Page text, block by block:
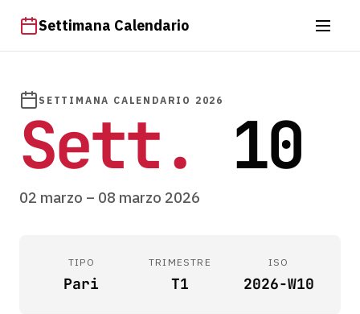
Settimana Calendario
SETTIMANA CALENDARIO 2026
Sett. 10
02 marzo – 08 marzo 2026
TIPO
Pari
TRIMESTRE
T1
ISO
2026-W10